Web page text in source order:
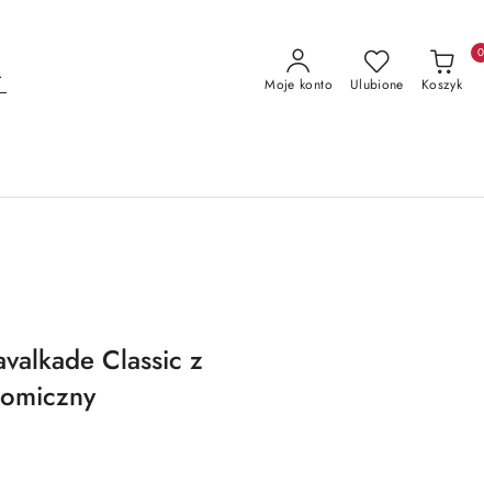
Moje konto Ulubione Koszyk
0
Classic z